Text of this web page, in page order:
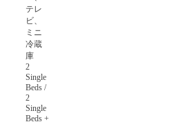
テレ
ビ、
ミニ
冷蔵
庫
2
Single
Beds /
2
Single
Beds +